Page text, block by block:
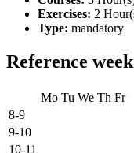
Exercises: 2
Type: mandatory
Reference week
Mo Tu We Th Fr
8-9
9-10
10-11